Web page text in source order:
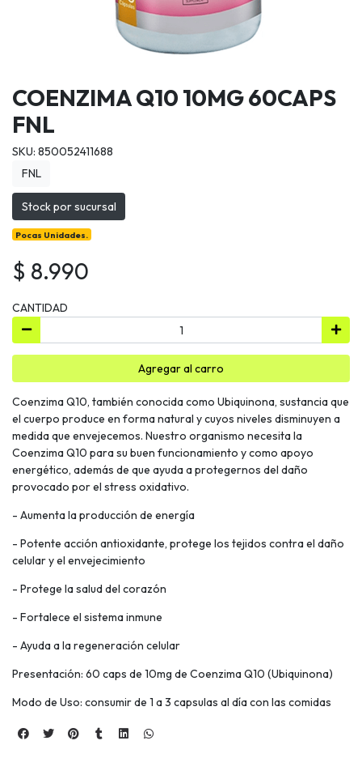
COENZIMA Q10 10MG 60CAPS
FNL
SKU: 850052411688
FNL
Stock por sucursal
Pocas Unidades.
$ 8.990
CANTIDAD
Agregar al carro
Coenzima Q10, también conocida como Ubiquinona, sustancia que
el cuerpo produce en forma natural y cuyos niveles disminuyen a
medida que envejecemos. Nuestro organismo necesita la
Coenzima Q10 para su buen funcionamiento y como apoyo
energético, además de que ayuda a protegernos del daño
provocado por el stress oxidativo.
- Aumenta la producción de energía
- Potente acción antioxidante, protege los tejidos contra el daño
celular y el envejecimiento
- Protege la salud del corazón
- Fortalece el sistema inmune
- Ayuda a la regeneración celular
Presentación: 60 caps de 10mg de Coenzima Q10 (Ubiquinona)
Modo de Uso: consumir de 1 a 3 capsulas al día con las comidas